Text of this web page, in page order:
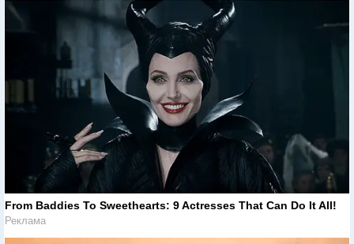
From Baddies To Sweethearts: 9 Actresses That Can Do It All!
Реклама